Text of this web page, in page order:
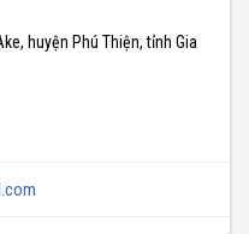
huyện Phú Thiện, tỉnh Gia